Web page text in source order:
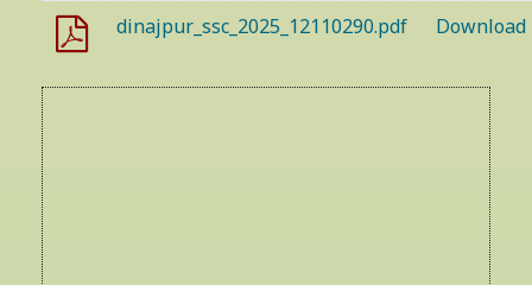
dinajpur_ssc_2025_12110290.pdf
Download